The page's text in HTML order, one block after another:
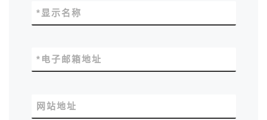
显示名称
*
电子邮箱地址
*
网站地址